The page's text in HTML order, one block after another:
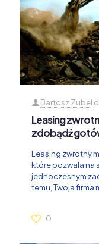
Bartosz Zubel
Leasing
zdobądź
Leasing zwrotny
które pozwala na
jednoczesnym
temu, Twoja firma
0